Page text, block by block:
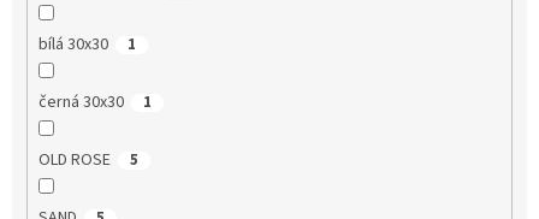
bílá 30x30 1
černá 30x30 1
OLD ROSE 5